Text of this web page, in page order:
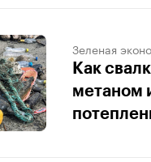
Зеленая
Как
метаном